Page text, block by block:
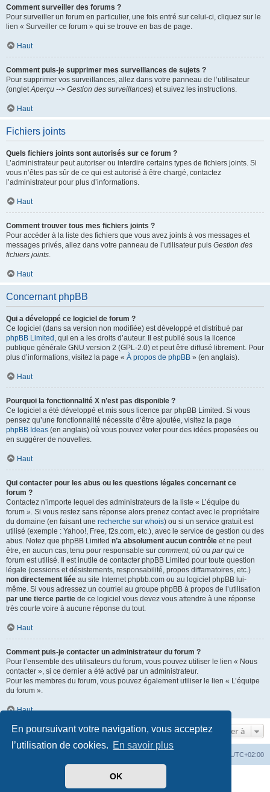
En poursuivant votre navigation, vous acceptez
l’utilisation de cookies. En savoir plus
OK
Comment surveiller des forums ?
Pour surveiller un forum en particulier, une fois entré sur celui-ci, cliquez sur le
lien « Surveiller ce forum » qui se trouve en bas de page.
Haut
Comment puis-je supprimer mes surveillances de sujets ?
Pour supprimer vos surveillances, allez dans votre panneau de l’utilisateur
(ongletAperçu --> Gestion des surveillances) et suivez les instructions.
Haut
Fichiers joints
Quels fichiers joints sont autorisés sur ce forum ?
L’administrateur peut autoriser ou interdire certains types de fichiers joints. Si
vous n’êtes pas sûr de ce qui est autorisé à être chargé, contactez
l’administrateur pour plus d’informations.
Haut
Comment trouver tous mes fichiers joints ?
Pour accéder à la liste des fichiers que vous avez joints à vos messages et
messages privés, allez dans votre panneau de l’utilisateur puis Gestion des
fichiers joints.
Haut
Concernant phpBB
Qui a développé ce logiciel de forum ?
Ce logiciel (dans sa version non modifiée) est développé et distribué par
phpBB Limited , qui en a les droits d’auteur. Il est publié sous la licence
publique générale GNU version 2 (GPL-2.0) et peut être diffusé librement. Pour
plus d’informations, visitez la page « À propos de phpBB » (en anglais).
Haut
Pourquoi la fonctionnalité X n’est pas disponible ?
Ce logiciel a été développé et mis sous licence par phpBB Limited. Si vous
pensez qu’une fonctionnalité nécessite d’être ajoutée, visitez la page
phpBB Ideas (en anglais) où vous pouvez voter pour des idées proposées ou
en suggérer de nouvelles.
Haut
Qui contacter pour les abus ou les questions légales concernant ce
forum ?
Contactez n’importe lequel des administrateurs de la liste « L’équipe du
forum ». Si vous restez sans réponse alors prenez contact avec le propriétaire
du domaine (en faisant une recherche sur whois) ou si un service gratuit est
utilisé (exemple : Yahoo!, Free, f2s.com, etc.), avec le service de gestion ou des
abus. Notez que phpBB Limited n’a absolument aucun contrôle et ne peut
être, en aucun cas, tenu pour responsable sur comment, où ou par qui ce
forum est utilisé. Il est inutile de contacter phpBB Limited pour toute question
légale (cessions et désistements, responsabilité, propos diffamatoires, etc.)
non directement liée au site Internet phpbb.com ou au logiciel phpBB lui-
même. Si vous adressez un courriel au groupe phpBB à propos de l’utilisation
par une tierce partie de ce logiciel vous devez vous attendre à une réponse
très courte voire à aucune réponse du tout.
Haut
Comment puis-je contacter un administrateur du forum ?
Pour l’ensemble des utilisateurs du forum, vous pouvez utiliser le lien « Nous
contacter », si ce dernier a été activé par un administrateur.
Pour les membres du forum, vous pouvez également utiliser le lien « L’équipe
du forum ».
Haut
Aller à
UTC+02:00
phpBB ® Forum Software © phpBB Limited
phpBB-fr.com